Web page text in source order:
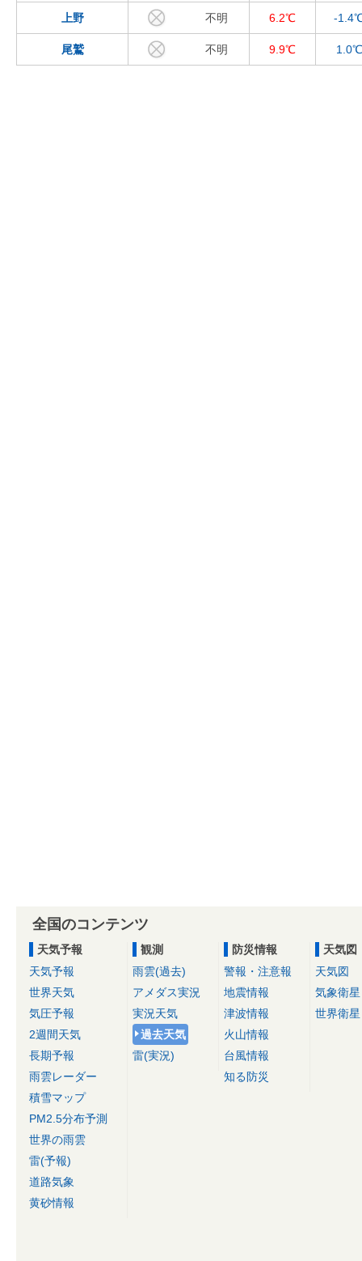
上野 不明 6.2℃ -
尾鷲 不明 9.9℃ 1.0℃
全国のコンテンツ
天気予報
天気予報
世界天気
気圧予報
2週間天気
長期予報
雨雲レーダー
積雪マップ
PM2.5分布予測
世界の雨雲
雷(予報)
道路気象
黄砂情報
観測
雨雲(過去)
アメダス実況
実況天気
過去天気
雷(実況)
防災情報
警報・注意報
地震情報
津波情報
火山情報
台風情報
知る防災
天気図
天気図
気象衛星
世界衛星